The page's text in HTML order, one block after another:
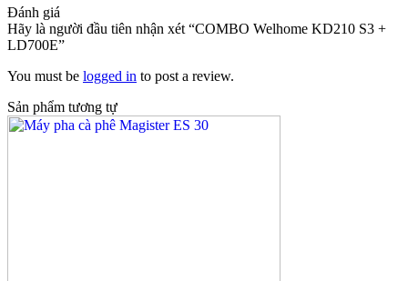
Đánh giá
Hãy là người đầu tiên nhận xét “COMBO Welhome KD210 S3 +
LD700E”
You must be logged in to post a review.
Sản phẩm tương tự